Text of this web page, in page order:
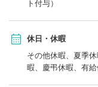
ト付与）
休日・休暇
その他休暇、夏季
暇、慶弔休暇、有給